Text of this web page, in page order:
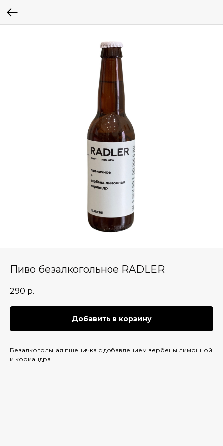
Пиво безалкогольное RADLER
290 р.
Добавить в корзину
Безалкогольная пшеничка с добавлением вербены лимонной
и кориандра.